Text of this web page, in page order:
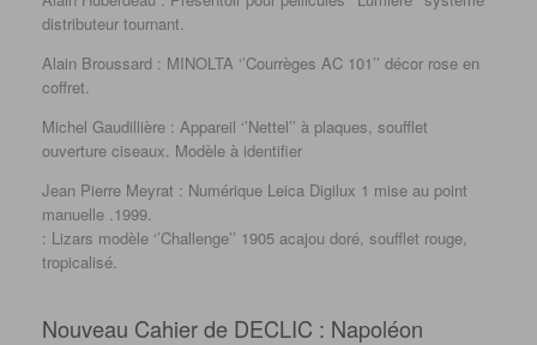
distributeur tournant.
Alain Broussard : MINOLTA ‘’Courrèges AC 101’’ décor rose en
coffret.
Michel Gaudillière : Appareil ‘’Nettel’’ à plaques, soufflet
ouverture ciseaux. Modèle à identifier
Jean Pierre Meyrat : Numérique Leica Digilux 1 mise au point
manuelle .1999.
: Lizars modèle ‘’Challenge’’ 1905 acajou doré, soufflet rouge,
tropicalisé.
Nouveau Cahier de DECLIC : Napoléon